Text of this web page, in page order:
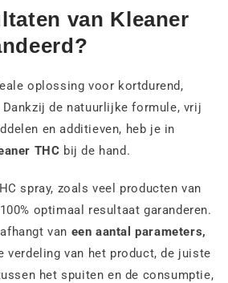
van Kleaner
oplossing voor kortdurend,
de natuurlijke formule, vrij
en additieven, heb je in
THC bij de hand.
spray, zoals veel producten van
optimaal resultaat garanderen.
van een aantal parameters,
verdeling van het product, de juiste
het spuiten en de consumptie,